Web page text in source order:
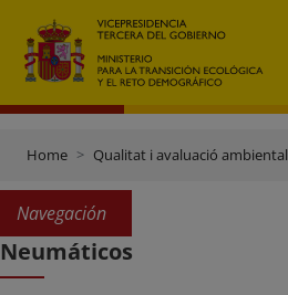
Home Qualitat i avaluació ambiental
Navegación
Neumáticos